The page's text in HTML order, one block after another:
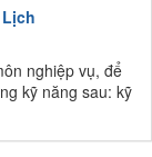
nghiệp vụ, để
kỹ năng sau: kỹ